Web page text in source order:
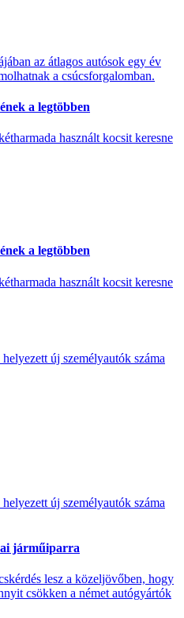
az átlagos autósok egy év
a csúcsforgalomban.
a legtöbben
használt kocsit keresne
a legtöbben
használt kocsit keresne
új személyautók száma
új személyautók száma
járműiparra
lesz a közeljövőben, hogy
csökken a német autógyártók